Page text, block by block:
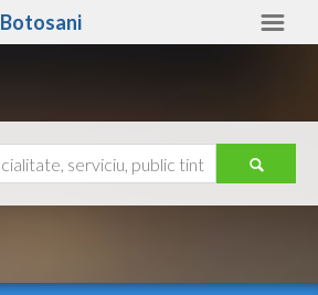
Botosani
Ajutor